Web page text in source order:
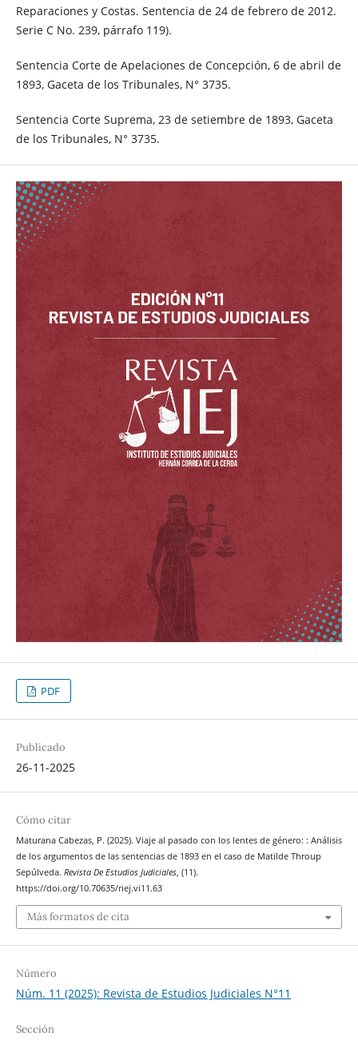
Reparaciones y Costas. Sentencia de 24 de febrero de 2012.
Serie C No. 239, párrafo 119).
Sentencia Corte de Apelaciones de Concepción, 6 de abril de
1893, Gaceta de los Tribunales, N° 3735.
Sentencia Corte Suprema, 23 de setiembre de 1893, Gaceta
de los Tribunales, N° 3735.
PDF
Publicado
26-11-2025
Cómo citar
Maturana Cabezas, P. (2025). Viaje al pasado con los lentes de género: : Análisis
de los argumentos de las sentencias de 1893 en el caso de Matilde Throup
Sepúlveda. Revista De Estudios Judiciales, (11).
https://doi.org/10.70635/riej.vi11.63
Más formatos de cita
Número
Núm. 11 (2025): Revista de Estudios Judiciales N°11
Sección